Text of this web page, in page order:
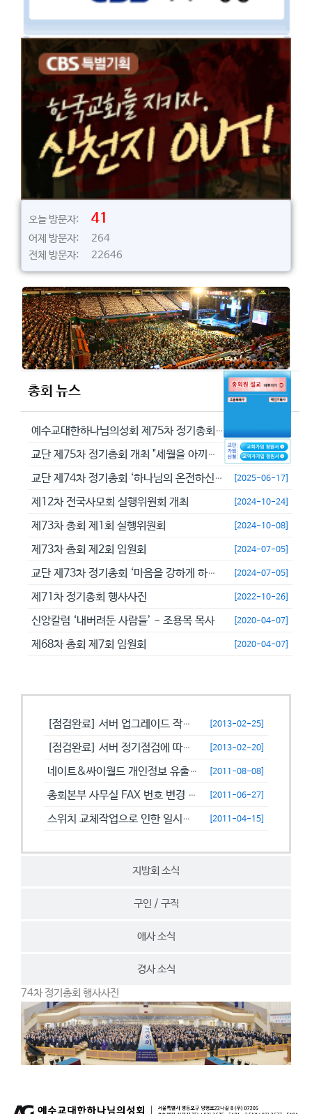
오늘 방문자: 41
어제 방문자: 264
전체 방문자: 22646
총회 뉴스
예수교대한하나님의성회 제75차 정기총회에서 정동수 목사를 이단으로 결의... [2026-05-29]
교단 제75차 정기총회 개최 "세월을 아끼라 때가 악하니라"(엡 5:16... [2026-05-23]
교단 제74차 정기총회 ‘하나님의 온전하신 뜻을 분별하자’ [2025-06-17]
제12차 전국사모회 실행위원회 개최 [2024-10-24]
제73차 총회 제1회 실행위원회 [2024-10-08]
제73차 총회 제2회 임원회 [2024-07-05]
교단 제73차 정기총회 ‘마음을 강하게 하고 극히 담대히 하라’ [2024-07-05]
제71차 정기총회 행사사진 [2022-10-26]
신앙칼럼 ‘내버려둔 사람들’ - 조용목 목사 [2020-04-07]
제68차 총회 제7회 임원회 [2020-04-07]
지방회 소식
구인 / 구직
애사 소식
경사 소식
[점검완료] 서버 업그레이드 작업으로 일시적으로 사용이 불안정할수 있습니... [2013-02-25]
[점검완료] 서버 정기점검에 따른 이용 제한 안내 [2013-02-20]
네이트&싸이월드 개인정보 유출에 따른 비밀번호 변경 캠페인! [2011-08-08]
총회본부 사무실 FAX 번호 변경 안내 [2011-06-27]
스위치 교체작업으로 인한 일시접속제한 안내 [2011-04-15]
74차 정기총회 행사사진